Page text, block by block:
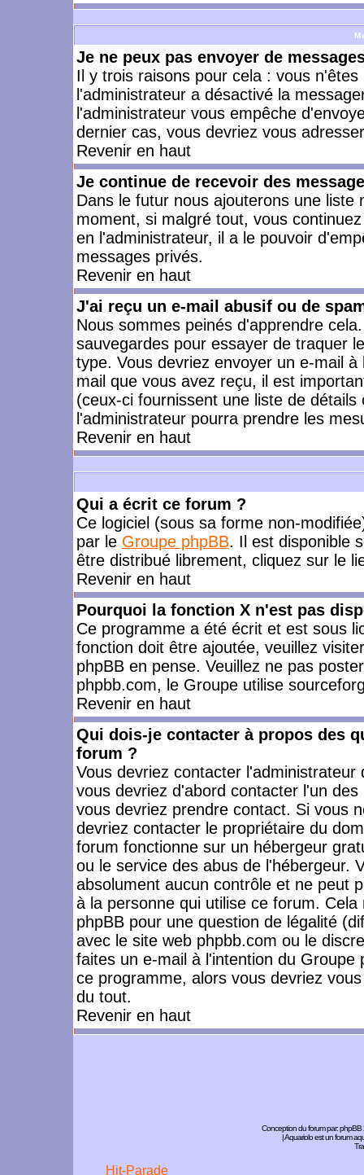
Je ne peux pas envoyer de
Il y trois raisons pour cela : vous
l'administrateur a désactivé la
l'administrateur vous empêche
dernier cas, vous devriez vous
Revenir en haut
Je continue de recevoir des
Dans le futur nous ajouterons une
moment, si malgré tout, vous
en l'administrateur, il a le pouvoir
messages privés.
Revenir en haut
J'ai reçu un e-mail abusif ou de
Nous sommes peinés d'apprendre
sauvegardes pour essayer de traquer
type. Vous devriez envoyer un e-mail
mail que vous avez reçu, il est
(ceux-ci fournissent une liste de
l'administrateur pourra prendre les
Revenir en haut
Qui a écrit ce forum ?
Ce logiciel (sous sa forme non-
par le Groupe phpBB. Il est disponible
être distribué librement, cliquez sur le
Revenir en haut
Pourquoi la fonction X n'est pas
Ce programme a été écrit et est sous
fonction doit être ajoutée, veuillez
phpBB en pense. Veuillez ne pas
phpbb.com, le Groupe utilise
Revenir en haut
Qui dois-je contacter à propos des
forum ?
Vous devriez contacter
vous devriez d'abord contacter l'un
vous devriez prendre contact. Si vous
devriez contacter le propriétaire du
forum fonctionne sur un hébergeur
ou le service des abus de l'hébergeur.
absolument aucun contrôle et ne peut
à la personne qui utilise ce forum.
phpBB pour une question de légalité
avec le site web phpbb.com ou le
faites un e-mail à l'intention du
ce programme, alors vous devriez
du tout.
Revenir en haut
Conception du forum par:phpBB
| Aquariolo est un forum